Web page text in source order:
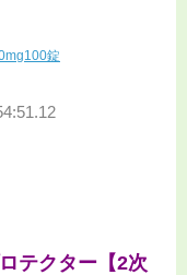
錠
テクター【2次